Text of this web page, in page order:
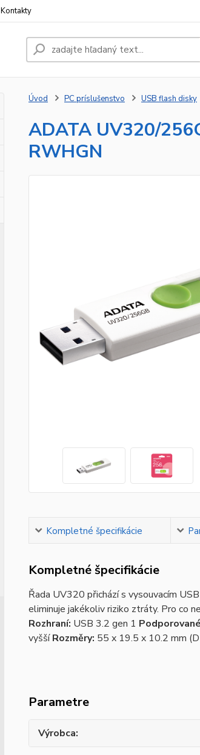
Kontakty
Úvod PC príslušenstvo USB flash disky
ADATA UV320/
RWHGN
Kompletné špecifikácie
Kompletné špecifikácie
Řada UV320 přichází s vysouvacím
eliminuje jakékoliv riziko ztráty. Pro co
Rozhraní: USB 3.2 gen 1
vyššíRozměry: 55 x 19.5 x 10.2 mm
Parametre
Výrobca